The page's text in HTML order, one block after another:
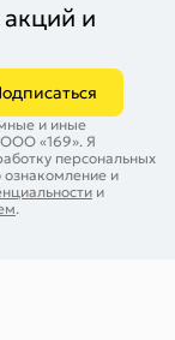
и
и иные
«169». Я
персональных
и
и
.